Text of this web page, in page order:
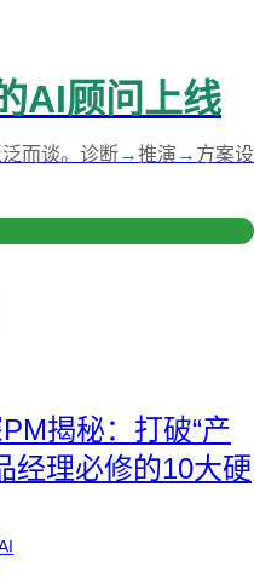
AI顾问上线
泛而谈。诊断→推演→方案设
揭秘：打破“产
经理必修的10大硬